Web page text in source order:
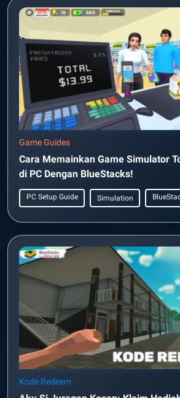
Game Guides
Cara Memainkan Game Simulator
di PC Dengan BlueStacks!
PC Setup Guide Simulation
Kode Redeem